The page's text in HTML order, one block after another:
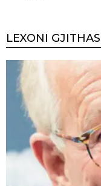
LEXONI